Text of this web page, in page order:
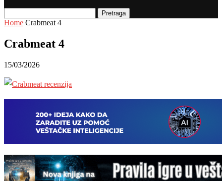
Pretraga
Home Crabmeat 4
Crabmeat 4
15/03/2026